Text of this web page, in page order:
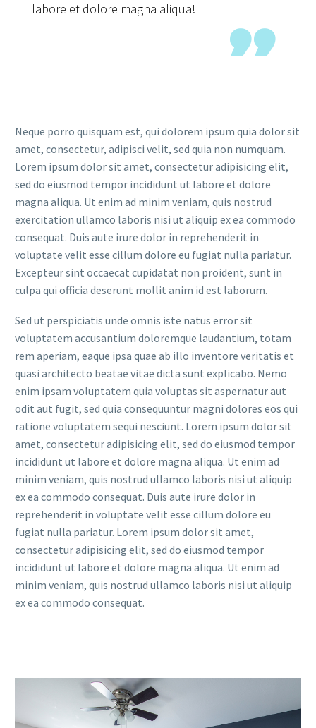
labore et dolore magna aliqua!

Neque porro quisquam est, qui dolorem ipsum quia dolor sit
amet, consectetur, adipisci velit, sed quia non numquam.
Lorem ipsum dolor sit amet, consectetur adipisicing elit,
sed do eiusmod tempor incididunt ut labore et dolore
magna aliqua. Ut enim ad minim veniam, quis nostrud
exercitation ullamco laboris nisi ut aliquip ex ea commodo
consequat. Duis aute irure dolor in reprehenderit in
voluptate velit esse cillum dolore eu fugiat nulla pariatur.
Excepteur sint occaecat cupidatat non proident, sunt in
culpa qui officia deserunt mollit anim id est laborum.
Sed ut perspiciatis unde omnis iste natus error sit
voluptatem accusantium doloremque laudantium, totam
rem aperiam, eaque ipsa quae ab illo inventore veritatis et
quasi architecto beatae vitae dicta sunt explicabo. Nemo
enim ipsam voluptatem quia voluptas sit aspernatur aut
odit aut fugit, sed quia consequuntur magni dolores eos qui
ratione voluptatem sequi nesciunt. Lorem ipsum dolor sit
amet, consectetur adipisicing elit, sed do eiusmod tempor
incididunt ut labore et dolore magna aliqua. Ut enim ad
minim veniam, quis nostrud ullamco laboris nisi ut aliquip
ex ea commodo consequat. Duis aute irure dolor in
reprehenderit in voluptate velit esse cillum dolore eu
fugiat nulla pariatur. Lorem ipsum dolor sit amet,
consectetur adipisicing elit, sed do eiusmod tempor
incididunt ut labore et dolore magna aliqua. Ut enim ad
minim veniam, quis nostrud ullamco laboris nisi ut aliquip
ex ea commodo consequat.